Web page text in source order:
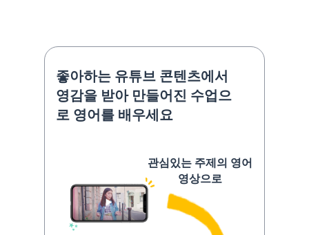
좋아하는 유튜브 콘텐츠에서
영감을 받아 만들어진 수업으
로 영어를 배우세요
관심있는 주제의 영어
영상으로